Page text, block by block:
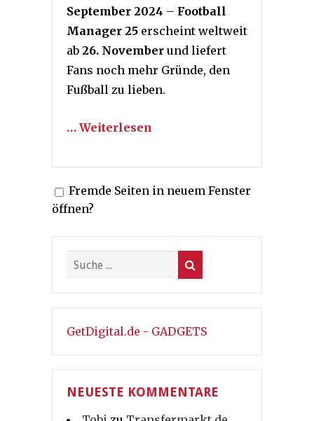
September 2024 – Football
Manager 25 erscheint weltweit
ab 26. November und liefert
Fans noch mehr Gründe, den
Fußball zu lieben.
… Weiterlesen
Fremde Seiten in neuem Fenster
öffnen?
GetDigital.de - GADGETS
NEUESTE KOMMENTARE